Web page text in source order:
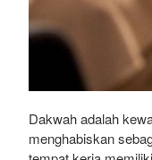
Dakwah adalah
menghabiskan